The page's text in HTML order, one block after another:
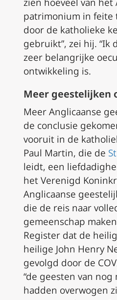
patrimonium in feite
door de katholieke
gebruikt”, zei hij. “Ik
zeer belangrijke
ontwikkeling is.
Meer geestelijken
Meer Anglicaanse
de conclusie
vooruit in de
Paul Martin, die de
leidt, een
het Verenigd
Anglicaanse
die de reis naar
gemeenschap
Register dat de
heilige John Henry
gevolgd door de
“de geesten van
hadden overwogen